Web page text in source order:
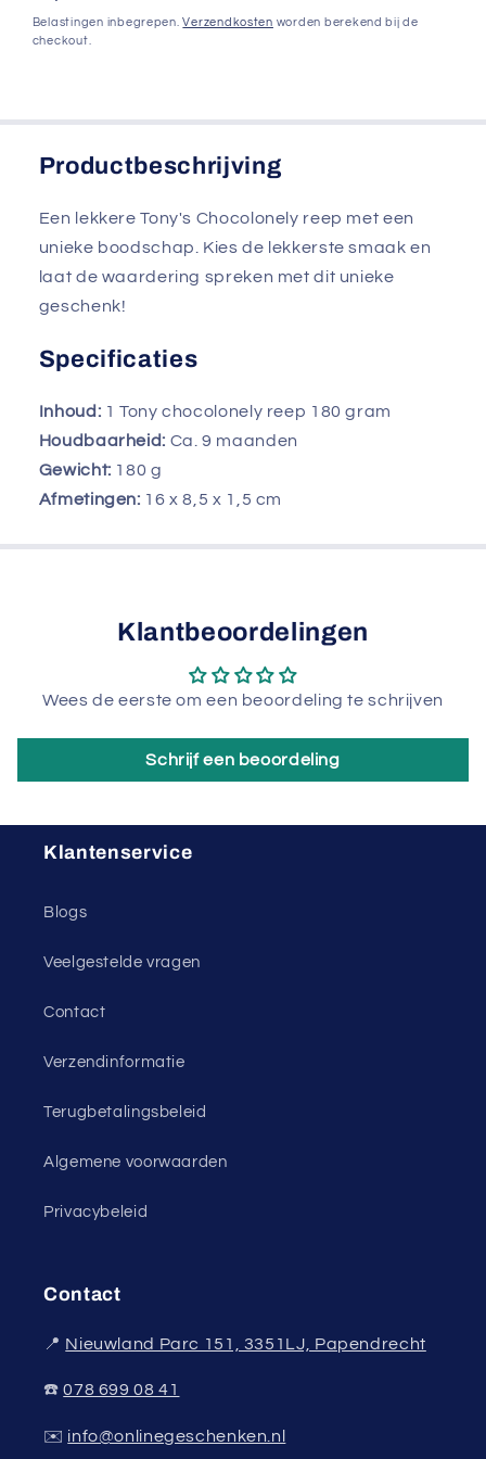
Tony&#39;s
Chocolonely
Tony&#39;s
prijs
Belastingen inbegrepen.Verzendkosten worden berekend bij de
checkout.
Productbeschrijving
Een lekkere Tony's Chocolonely reep met een
unieke boodschap. Kies de lekkerste smaak en
laat de waardering spreken met dit unieke
geschenk!
Specificaties
Inhoud: 1 Tony chocolonely reep 180 gram
Houdbaarheid: Ca. 9 maanden
Gewicht: 180 g
Afmetingen: 16 x 8,5 x 1,5 cm
Klantbeoordelingen
Wees de eerste om een beoordeling te schrijven
Schrijf een beoordeling
Klantenservice
Blogs
Veelgestelde vragen
Contact
Verzendinformatie
Terugbetalingsbeleid
Algemene voorwaarden
Privacybeleid
Contact
📍 Nieuwland Parc 151, 3351LJ, Papendrecht
☎️078 699 08 41
✉️ info@onlinegeschenken.nl